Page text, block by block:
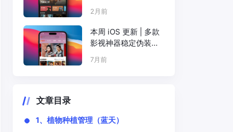
子大师兄电影天堂小
苹果
2月前
本周 iOS 更新 | 多款
影视神器稳定伪装上
7月前
文章目录
1、植物种植管理（蓝天）